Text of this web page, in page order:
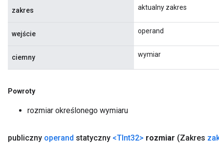
zakres aktualny zakres
wejście operand
ciemny wymiar
Powroty
rozmiar określonego wymiaru
publiczny operand statyczny <TInt32> rozmiar (Zakres